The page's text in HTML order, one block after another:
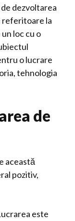
dezvoltarea
referitoare la
loc cu o
o lucrare
tehnologia
de
această
pozitiv,
este